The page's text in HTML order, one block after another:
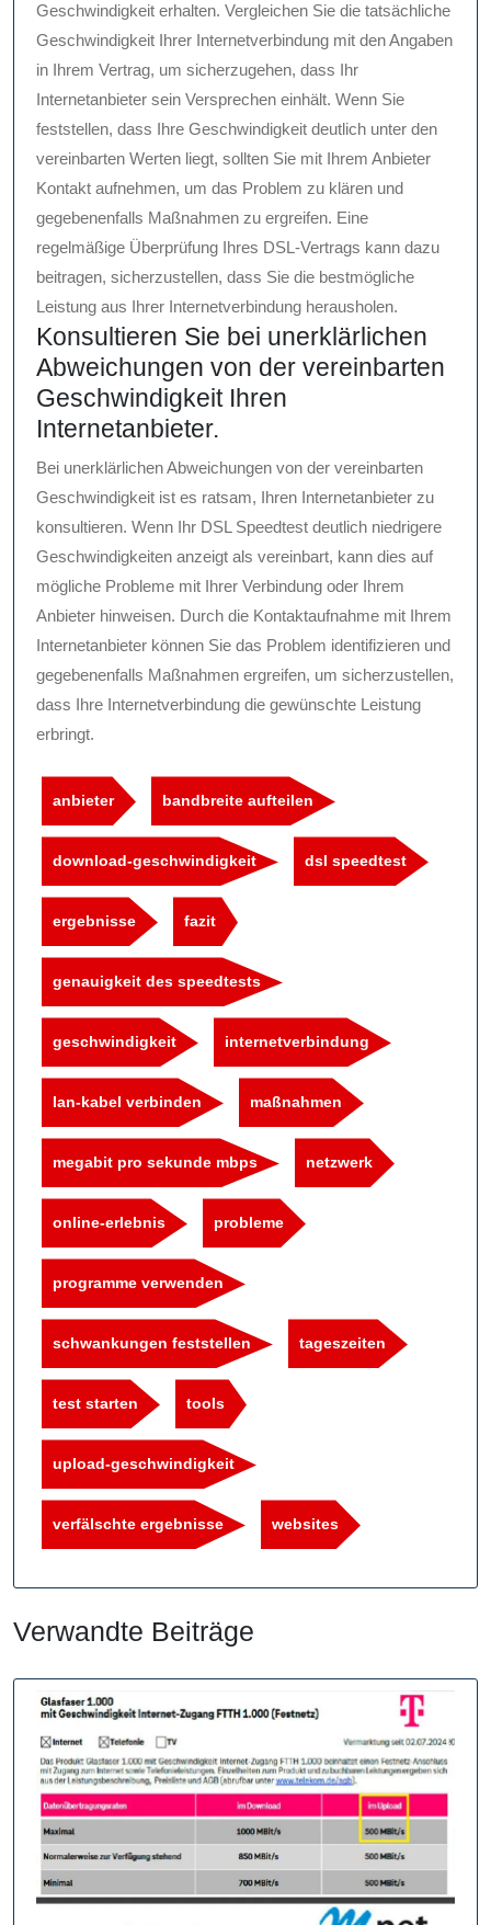
Geschwindigkeit erhalten. Vergleichen Sie die tatsächliche
Geschwindigkeit Ihrer Internetverbindung mit den Angaben
in Ihrem Vertrag, um sicherzugehen, dass Ihr
Internetanbieter sein Versprechen einhält. Wenn Sie
feststellen, dass Ihre Geschwindigkeit deutlich unter den
vereinbarten Werten liegt, sollten Sie mit Ihrem Anbieter
Kontakt aufnehmen, um das Problem zu klären und
gegebenenfalls Maßnahmen zu ergreifen. Eine
regelmäßige Überprüfung Ihres DSL-Vertrags kann dazu
beitragen, sicherzustellen, dass Sie die bestmögliche
Leistung aus Ihrer Internetverbindung herausholen.
Konsultieren Sie bei unerklärlichen
Abweichungen von der vereinbarten
Geschwindigkeit Ihren
Internetanbieter.
Bei unerklärlichen Abweichungen von der vereinbarten
Geschwindigkeit ist es ratsam, Ihren Internetanbieter zu
konsultieren. Wenn Ihr DSL Speedtest deutlich niedrigere
Geschwindigkeiten anzeigt als vereinbart, kann dies auf
mögliche Probleme mit Ihrer Verbindung oder Ihrem
Anbieter hinweisen. Durch die Kontaktaufnahme mit Ihrem
Internetanbieter können Sie das Problem identifizieren und
gegebenenfalls Maßnahmen ergreifen, um sicherzustellen,
dass Ihre Internetverbindung die gewünschte Leistung
erbringt.
anbieter bandbreite aufteilen
download-geschwindigkeit dsl speedtest
ergebnisse fazit
genauigkeit des speedtests
geschwindigkeit internetverbindung
lan-kabel verbinden maßnahmen
megabit pro sekunde mbps netzwerk
online-erlebnis probleme
programme verwenden
schwankungen feststellen tageszeiten
test starten tools
upload-geschwindigkeit
verfälschte ergebnisse websites
Verwandte Beiträge